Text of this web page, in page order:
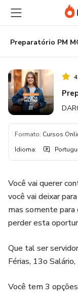
para
conteúdo
principal
para
pagamento
para
rodapé
Preparatório PM
Formato: Cursos
Idioma:
Você vai querer
você vai deixar
mas somente
perder esta
Que tal ser
Férias, 13o
Você tem 3